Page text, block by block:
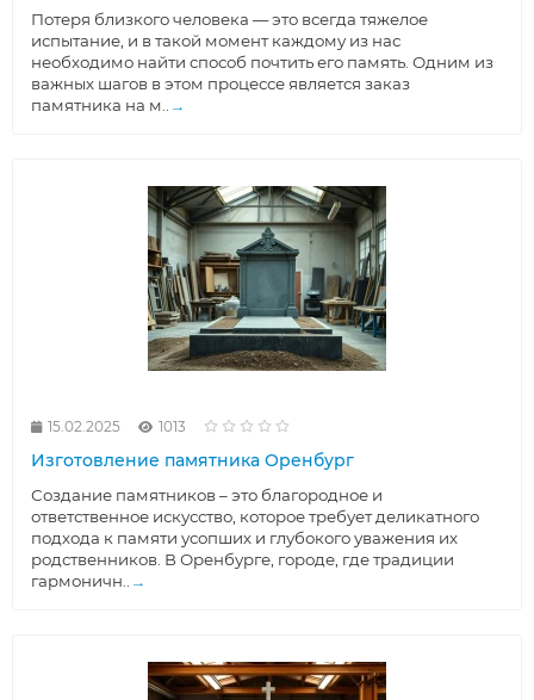
Потеря близкого человека — это всегда тяжелое
испытание, и в такой момент каждому из нас
необходимо найти способ почтить его память. Одним из
важных шагов в этом процессе является заказ
памятника на м.. →
15.02.2025 1013
Изготовление памятника Оренбург
Создание памятников – это благородное и
ответственное искусство, которое требует деликатного
подхода к памяти усопших и глубокого уважения их
родственников. В Оренбурге, городе, где традиции
гармоничн.. →